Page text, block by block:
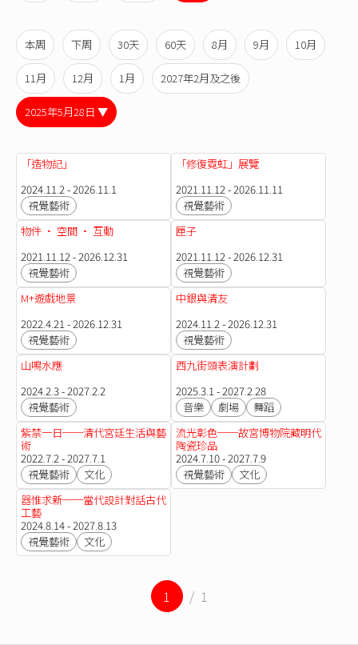
本周 下周 30天 60天 8月 9月 10月
11月 12月 1月 2027年2月及之後
2025年5月28日 ▼
「造物記」
2024.11.2 - 2026.11.1
視覺藝術
「修復霓虹」展覽
2021.11.12 - 2026.11.11
視覺藝術
物件 · 空間 · 互動
2021.11.12 - 2026.12.31
視覺藝術
匣子
2021.11.12 - 2026.12.31
視覺藝術
M+遊戲地景
2022.4.21 - 2026.12.31
視覺藝術
中銀與清友
2024.11.2 - 2026.12.31
視覺藝術
山鳴水應
2024.2.3 - 2027.2.2
視覺藝術
西九街頭表演計劃
2025.3.1 - 2027.2.28
音樂
劇場
舞蹈
紫禁一日──清代宮廷生活與藝
術
2022.7.2 - 2027.7.1
視覺藝術
文化
流光彰色──故宮博物院藏明代
陶瓷珍品
2024.7.10 - 2027.7.9
視覺藝術
文化
器惟求新──當代設計對話古代
工藝
2024.8.14 - 2027.8.13
視覺藝術
文化
1 / 1